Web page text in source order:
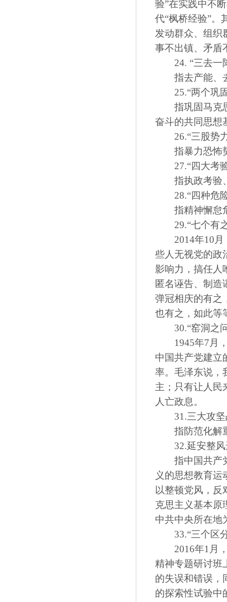
验”在实践中不
代“枫桥经验”。
发动群众、组织
事不出镇、矛盾
24. “三去一
指去产能、去
25.“两个巩
指巩固马克思
奋斗的共同思想
26.“三股势
指暴力恐怖势
27.“四大考
指执政考验、
28.“四种危
指精神懈怠危
29.“七个有
2014年10月
些人无视党的政
影响力，搞任人
匿名诬告、制造
弹冠相庆的有之
也有之，如此等
30.“窑洞之
1945年7月，
中国共产党建立
率。毛泽东说，
主；只有让人民
人亡政息。
31.三大攻坚
指防范化解重
32.延安整风
指中国共产党
义的思想教育
以整顿党风，反
克思主义基本原
中共中央所在地
33.“三个区
2016年1月，
精神专题研讨班
的失误和错误，
的探索性试验中